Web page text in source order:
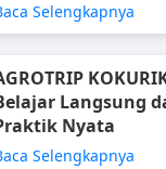
Selengkapnya
Langsung
Nyata
Selengkapnya